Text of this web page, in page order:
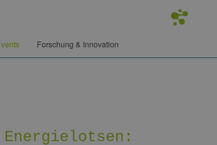
Forschung & Innovation